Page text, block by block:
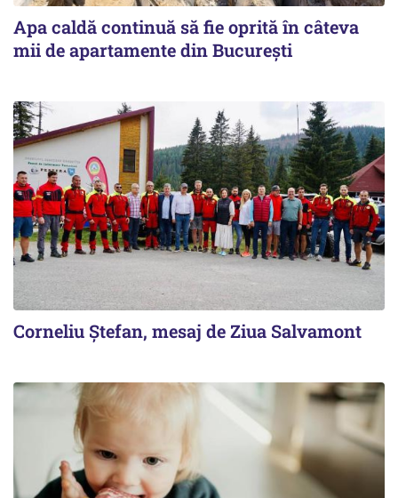
Apa caldă continuă să fie oprită în câteva
mii de apartamente din București
Corneliu Ștefan, mesaj de Ziua Salvamont